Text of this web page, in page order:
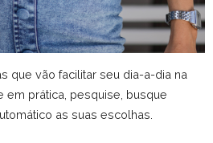
que vão facilitar seu dia-a-dia na
em prática, pesquise, busque
as suas escolhas.